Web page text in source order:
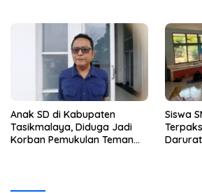
Anak SD di Kabupaten
Tasikmalaya, Diduga Jadi
Korban Pemukulan Teman
Siswa
Darurat